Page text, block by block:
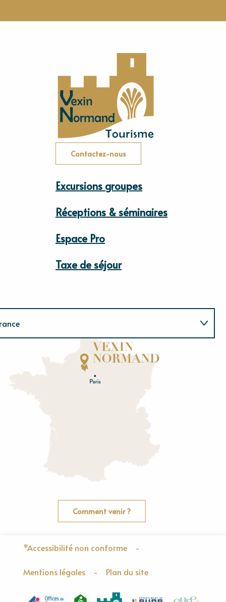
Contactez-nous
Excursions groupes
Réceptions & séminaires
Espace Pro
Taxe de séjour
Eure
rne
Comment venir ?
*Accessibilité non conforme -
Mentions légales - Plan du site